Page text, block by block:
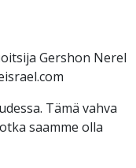
Gershon Nerel
Tämä vahva
saamme olla